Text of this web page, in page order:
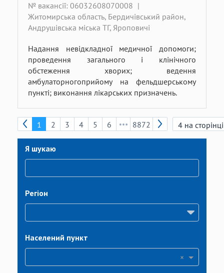
№ вакансії: 06032608070008 |
Житомирська область, Бердичівський район,
Андрушівська міська ТГ, Яроповичі
Надання невідкладної медичної допомоги;
проведення загального і клінічного
обстеження хворих; ведення
амбулаторногоприйому на фельдшерському
пункті; виконання лікарських призначень.
1 2 3 4 5 6 8872
Я шукаю
Регіон
Населений пункт
×